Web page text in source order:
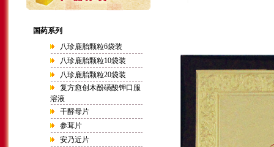
国药系列
八珍鹿胎颗粒6袋装
八珍鹿胎颗粒10袋装
八珍鹿胎颗粒20袋装
复方愈创木酚磺酸钾口服
溶液
干酵母片
参茸片
安乃近片